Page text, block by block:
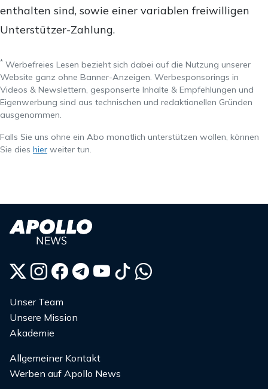
enthalten sind, sowie einer variablen freiwilligen
Unterstützer-Zahlung.
* Werbefreies Lesen bezieht sich dabei auf die Nutzung unserer
Website ganz ohne Banner-Anzeigen. Werbesponsorings in
Videos & Newslettern, gesponserte Inhalte & Empfehlungen und
Eigenwerbung sind aus technischen und redaktionellen Gründen
ausgenommen.
Falls Sie uns ohne ein Abo monatlich unterstützen wollen, können
Sie dies hier weiter tun.
Unser Team
Unsere Mission
Akademie
Allgemeiner Kontakt
Werben auf Apollo News